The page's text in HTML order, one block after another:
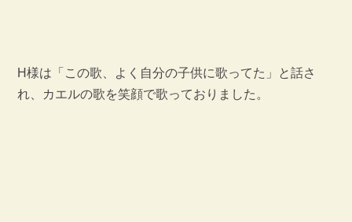
H様は「この歌、よく自分の子供に歌ってた」と話さ
れ、カエルの歌を笑顔で歌っておりました。